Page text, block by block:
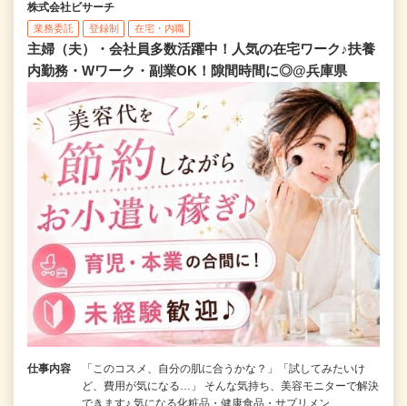
株式会社ビサーチ
業務委託 登録制 在宅・内職
主婦（夫）・会社員多数活躍中！人気の在宅ワーク♪扶養
内勤務・Wワーク・副業OK！隙間時間に◎@兵庫県
仕事内容
「このコスメ、自分の肌に合うかな？」「試してみたいけ
ど、費用が気になる…」 そんな気持ち、美容モニターで解決